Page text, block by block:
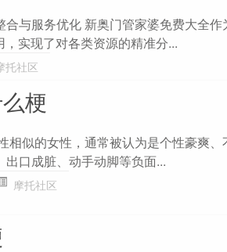
与服务优化 新奥门管家婆免费大全
实现了对各类资源的精准分...
托社区
梗
相似的女性，通常被认为是个性豪爽
口成脏、动手动脚等负面...
摩托社区